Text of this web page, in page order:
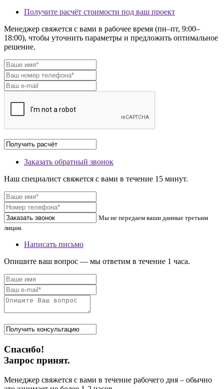
Получите расчёт стоимости под ваш проект
Менеджер свяжется с вами в рабочее время (пн–пт, 9:00–
18:00), чтобы уточнить параметры и предложить оптимальное
решение.
Заказать обратный звонок
Наш специалист свяжется с вами в течение 15 минут.
Мы не передаем ваши данные третьим
лицам.
Написать письмо
Опишите ваш вопрос — мы ответим в течение 1 часа.
Спасибо!
Запрос принят.
Менеджер свяжется с вами в течение рабочего дня – обычно